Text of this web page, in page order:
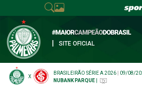
SITE OFICIAL
X
BRASILEIRÃO SÉRIE A 2026 09/08/
NUBANK PARQUE